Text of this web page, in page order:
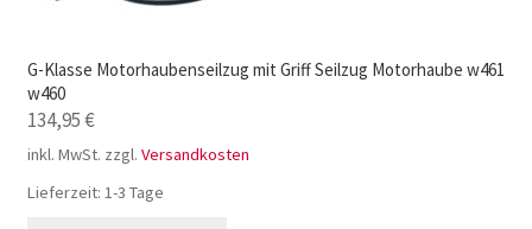
G-Klasse Motorhaubenseilzug mit Griff Seilzug Motorhaube w461
w460
134,95€
inkl. MwSt. zzgl. Versandkosten
Lieferzeit: 1-3 Tage